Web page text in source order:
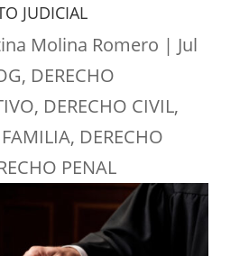
JUDICIAL
Molina Romero | Jul
, DERECHO
, DERECHO CIVIL,
, DERECHO
PENAL